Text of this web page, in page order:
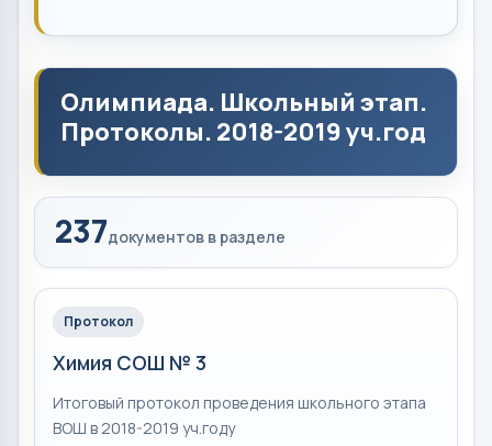
Олимпиада. Школьный этап.
Протоколы. 2018-2019 уч.год
237документов в разделе
Протокол
Химия СОШ № 3
Итоговый протокол проведения школьного этапа
ВОШ в 2018-2019 уч.году